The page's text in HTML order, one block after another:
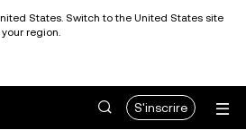
States. Switch to the United States site
region.
S'inscrire